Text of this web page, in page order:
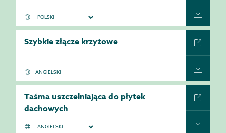
Szybkie złącze krzyżowe
ANGIELSKI
Taśma uszczelniająca do płytek
dachowych